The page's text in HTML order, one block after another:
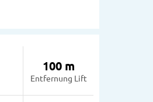
100 m
Entfernung Lift